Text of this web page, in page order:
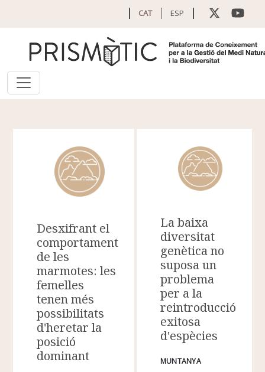
CAT ESP
Desxifrant el
comportament
de les
marmotes: les
femelles
tenen més
possibilitats
d'heretar la
posició
dominant
La baixa
diversitat
genètica no
suposa un
problema
per a la
reintroducció
exitosa
d'espècies
MUNTANYA